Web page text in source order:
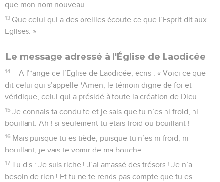
que mon nom nouveau.
13 Que celui qui a des oreilles écoute ce que l’Esprit dit aux
Eglises. »
Le message adressé à l'Église de Laodicée
14 —A l’*ange de l’Eglise de Laodicée, écris : « Voici ce que
dit celui qui s’appelle *Amen, le témoin digne de foi et
véridique, celui qui a présidé à toute la création de Dieu.
15 Je connais ta conduite et je sais que tu n’es ni froid, ni
bouillant. Ah ! si seulement tu étais froid ou bouillant !
16 Mais puisque tu es tiède, puisque tu n’es ni froid, ni
bouillant, je vais te vomir de ma bouche.
17 Tu dis : Je suis riche ! J’ai amassé des trésors ! Je n’ai
besoin de rien ! Et tu ne te rends pas compte que tu es